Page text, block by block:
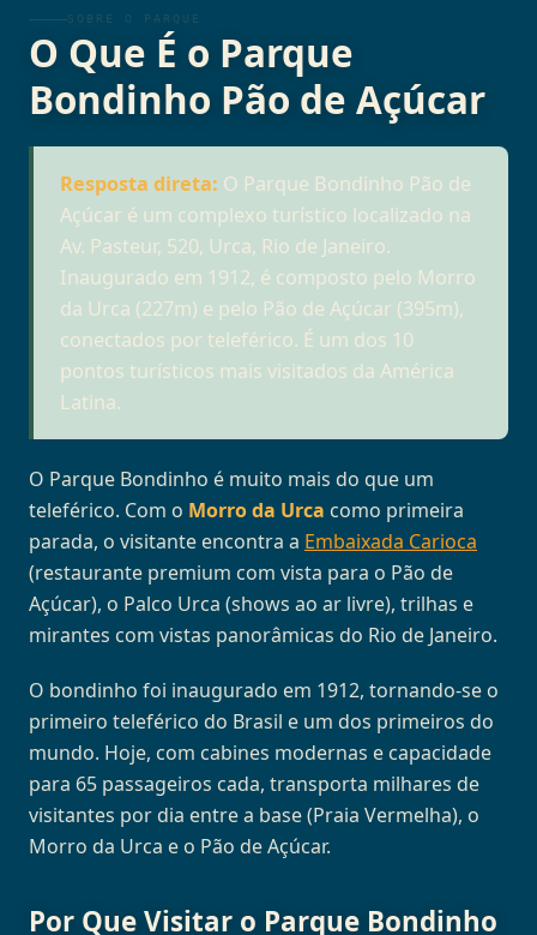
SOBRE O PARQUE
O Que É o Parque
Bondinho Pão de Açúcar
Resposta direta: O Parque Bondinho Pão de
Açúcar é um complexo turístico localizado na
Av. Pasteur, 520, Urca, Rio de Janeiro.
Inaugurado em 1912, é composto pelo Morro
da Urca (227m) e pelo Pão de Açúcar (395m),
conectados por teleférico. É um dos 10
pontos turísticos mais visitados da América
Latina.
O Parque Bondinho é muito mais do que um
teleférico. Com o Morro da Urca como primeira
parada, o visitante encontra a Embaixada Carioca
(restaurante premium com vista para o Pão de
Açúcar), o Palco Urca (shows ao ar livre), trilhas e
mirantes com vistas panorâmicas do Rio de Janeiro.
O bondinho foi inaugurado em 1912, tornando-se o
primeiro teleférico do Brasil e um dos primeiros do
mundo. Hoje, com cabines modernas e capacidade
para 65 passageiros cada, transporta milhares de
visitantes por dia entre a base (Praia Vermelha), o
Morro da Urca e o Pão de Açúcar.
Por Que Visitar o Parque Bondinho